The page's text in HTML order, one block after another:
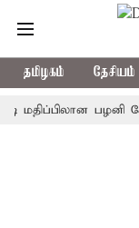
தமிழகம் தேசியம்
பழனி